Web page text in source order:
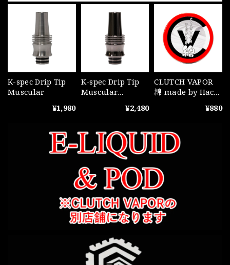
K-spec Drip Tip
Muscular
¥1,980
K-spec Drip Tip
Muscular
¥2,480
CLUTCH VAPOR
綿 made by Hack
¥880